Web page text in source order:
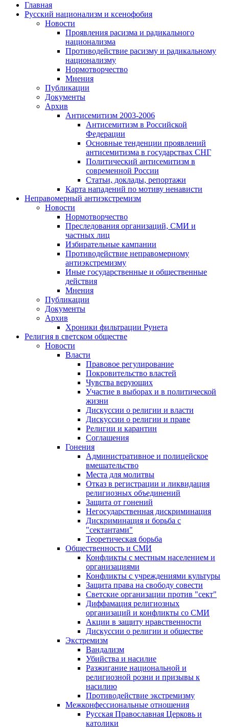
Главная
Русский национализм и ксенофобия
Новости
Проявления расизма и радикального
национализма
Противодействие расизму и радикальному
национализму
Нормотворчество
Мнения
Публикации
Документы
Архив
Антисемитизм 2003-2006
Антисемитизм в Российской
Федерации
Основные тенденции проявлений
антисемитизма в государствах СНГ
Политический антисемитизм в
современной России
Статьи, доклады, репортажи
Карта нападений по мотиву ненависти
Неправомерный антиэкстремизм
Новости
Нормотворчество
Преследования организаций, СМИ и
частных лиц
Избирательные кампании
Противодействие неправомерному
антиэкстремизму
Иные государственные и общественные
действия
Мнения
Публикации
Документы
Архив
Хроники фильтрации Рунета
Религия в светском обществе
Новости
Власти
Правовое регулирование
Покровительство властей
Чувства верующих
Участие в выборах и в политической
жизни
Дискуссии о религии и власти
Дискуссии о религии и праве
Религии и карантин
Соглашения
Гонения
Административное и полицейское
вмешательство
Места для молитвы
Отказ в регистрации и ликвидация
религиозных объединений
Защита от гонений
Негосударственная дискриминация
Дискриминация и борьба с
"сектантами"
Теоретическая борьба
Общественность и СМИ
Конфликты с местным населением и
организациями
Конфликты с учреждениями культуры
Защита права на свободу совести
Светские организации против "сект"
Диффамация религиозных
организаций и конфликты со СМИ
Акции в защиту нравственности
Дискуссии о религии и обществе
Экстремизм
Вандализм
Убийства и насилие
Разжигание национальной и
религиозной розни и призывы к
насилию
Противодействие экстремизму
Межконфессиональные отношения
Русская Православная Церковь и
католики